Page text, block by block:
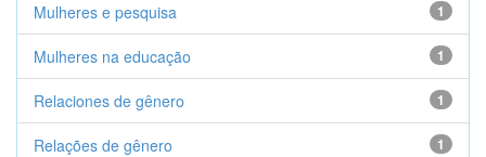
1
Mulheres e pesquisa
1
Mulheres na educação
1
Relaciones de gênero
1
Relações de gênero